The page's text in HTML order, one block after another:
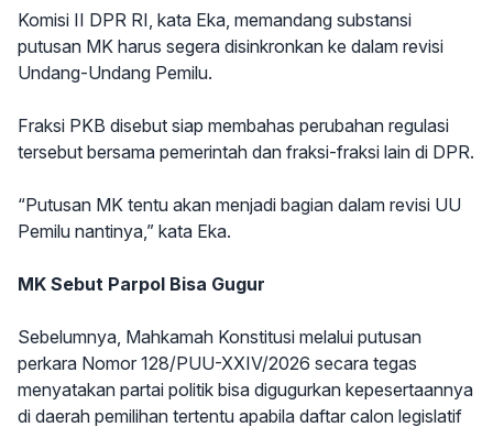
Komisi II DPR RI, kata Eka, memandang substansi
putusan MK harus segera disinkronkan ke dalam revisi
Undang-Undang Pemilu.
Fraksi PKB disebut siap membahas perubahan regulasi
tersebut bersama pemerintah dan fraksi-fraksi lain di DPR.
“Putusan MK tentu akan menjadi bagian dalam revisi UU
Pemilu nantinya,” kata Eka.
MK Sebut Parpol Bisa Gugur
Sebelumnya, Mahkamah Konstitusi melalui putusan
perkara Nomor 128/PUU-XXIV/2026 secara tegas
menyatakan partai politik bisa digugurkan kepesertaannya
di daerah pemilihan tertentu apabila daftar calon legislatif